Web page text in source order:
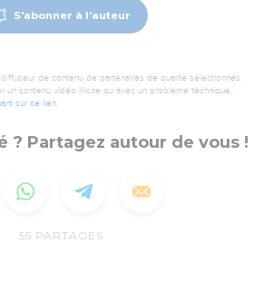
S'abonner à l'auteur
de contenu de partenaires de qualité sélectionnés.
un contenu vidéo illicite ou avec un problème technique,
sur ce lien.
? Partagez autour de vous !
55 PARTAGES